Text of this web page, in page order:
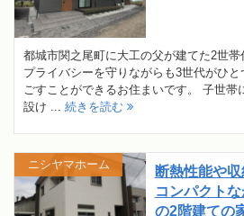
都城市関之尾町に大工の父が建てた2世帯
プライバシーを守りながらも3世代がひ
ごすことができるお住まいです。 子世帯
設け ... 続きを読む
断熱性能や
コンパクト
の2階建ての
ニシヤマホーム